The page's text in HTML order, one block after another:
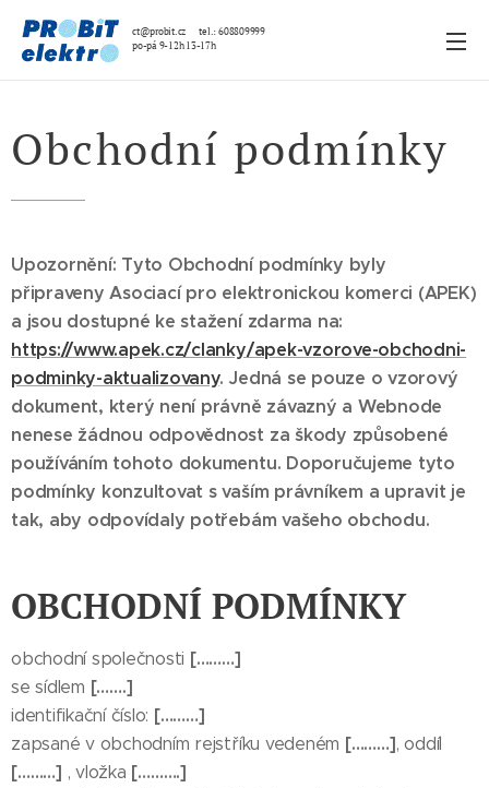
ct@probit.cz tel.: 608809999
po-pá 9-12h 13-17h
Obchodní podmínky
Upozornění: Tyto Obchodní podmínky byly
připraveny Asociací pro elektronickou komerci (APEK)
a jsou dostupné ke stažení zdarma na:
https://www.apek.cz/clanky/apek-vzorove-obchodni-
podminky-aktualizovany. Jedná se pouze o vzorový
dokument, který není právně závazný a Webnode
nenese žádnou odpovědnost za škody způsobené
používáním tohoto dokumentu. Doporučujeme tyto
podmínky konzultovat s vaším právníkem a upravit je
tak, aby odpovídaly potřebám vašeho obchodu.
OBCHODNÍ PODMÍNKY
obchodní společnosti [………]
se sídlem […….]
identifikační číslo: [………]
zapsané v obchodním rejstříku vedeném [………], oddíl
[………] , vložka [……….]